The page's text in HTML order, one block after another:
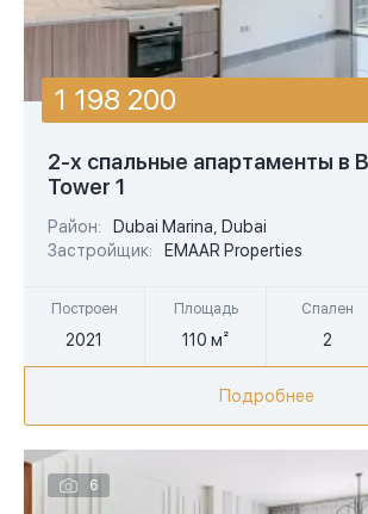
площадь больше
2-х спальные апартаменты в
Tower 1
Район:
Dubai Marina, Dubai
Застройщик:
EMAAR Properties
Построен
2021
Площадь
110 м²
Спален
2
1 198 200
Подробнее
6